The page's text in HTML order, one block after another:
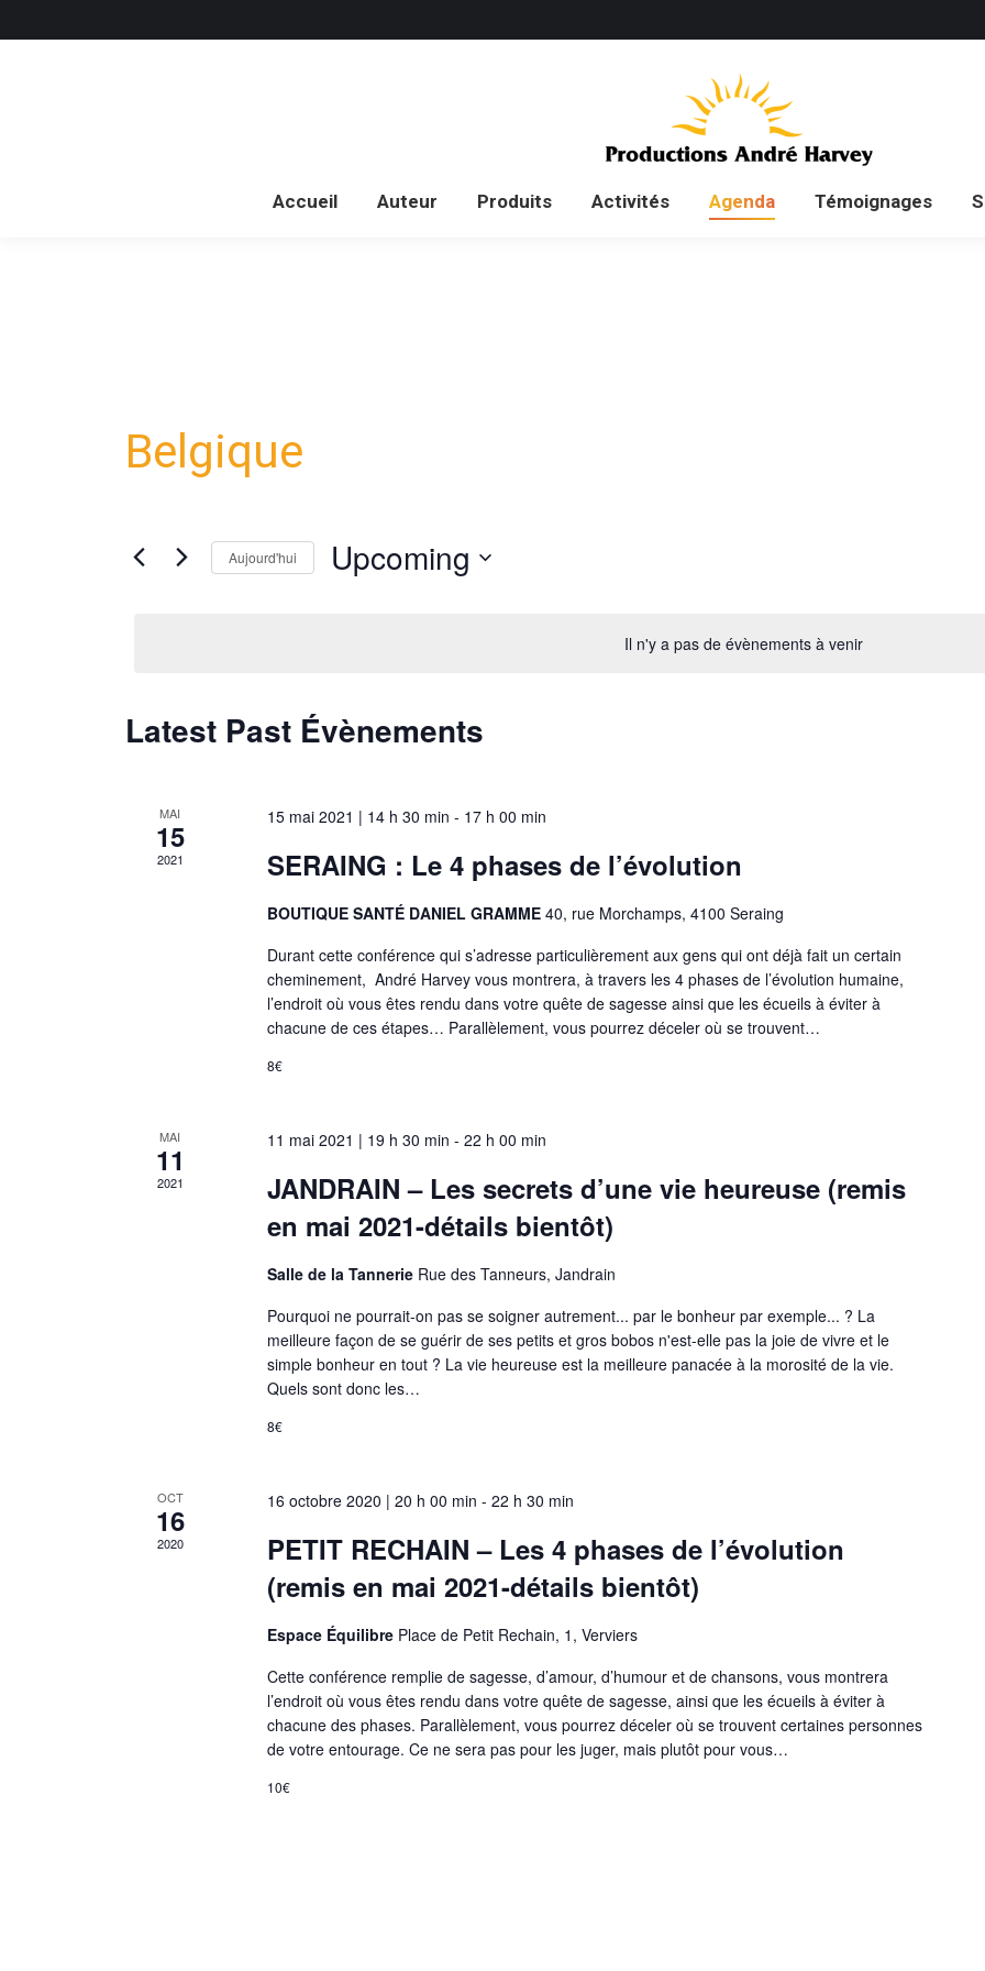
Accueil Auteur Produits Activités Agenda Témoignages
Belgique
Il n'y a pas de évènements à venir
Aujourd'hui Upcoming
Latest Past Évènements
MAI
15
2021
15 mai 2021 | 14 h 30 min - 17 h 00 min
SERAING : Le 4 phases de l’évolution
BOUTIQUE SANTÉ DANIEL GRAMME40, rue Morchamps, 4100 Seraing
Durant cette conférence qui s’adresse particulièrement aux gens qui ont déjà fait un certain
cheminement, André Harvey vous montrera, à travers les 4 phases de l’évolution humaine,
l’endroit où vous êtes rendu dans votre quête de sagesse ainsi que les écueils à éviter à
chacune de ces étapes… Parallèlement, vous pourrez déceler où se trouvent…
8€
MAI
11
2021
11 mai 2021 | 19 h 30 min -22 h 00 min
JANDRAIN – Les secrets d’une vie heureuse (remis
en mai 2021-détails bientôt)
Salle de la Tannerie Rue des Tanneurs, Jandrain
Pourquoi ne pourrait-on pas se soigner autrement... par le bonheur par exemple... ? La
meilleure façon de se guérir de ses petits et gros bobos n'est-elle pas la joie de vivre et le
simple bonheur en tout ? La vie heureuse est la meilleure panacée à la morosité de la vie.
Quels sont donc les…
8€
OCT
16
2020
16 octobre 2020 | 20 h 00 min -22 h 30 min
PETIT RECHAIN – Les 4 phases de l’évolution
(remis en mai 2021-détails bientôt)
Espace Équilibre Place de Petit Rechain, 1, Verviers
Cette conférence remplie de sagesse, d’amour, d’humour et de chansons, vous montrera
l’endroit où vous êtes rendu dans votre quête de sagesse, ainsi que les écueils à éviter à
chacune des phases. Parallèlement, vous pourrez déceler où se trouvent certaines personnes
de votre entourage. Ce ne sera pas pour les juger, mais plutôt pour vous…
10€
Accueil Auteur Produits Activités Agenda